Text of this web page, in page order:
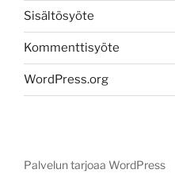
Sisältösyöte
Kommenttisyöte
WordPress.org
Palvelun tarjoaa WordPress